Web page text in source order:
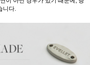
니다.